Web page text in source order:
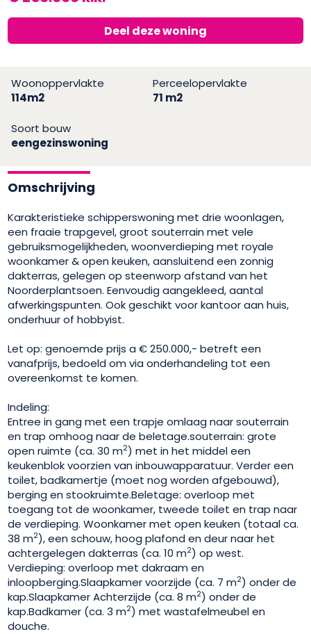
Deel deze woning
Woonoppervlakte
114m2
Perceelopervlakte
71 m2
Soort bouw
eengezinswoning
Omschrijving
Karakteristieke schipperswoning met drie woonlagen,
een fraaie trapgevel, groot souterrain met vele
gebruiksmogelijkheden, woonverdieping met royale
woonkamer & open keuken, aansluitend een zonnig
dakterras, gelegen op steenworp afstand van het
Noorderplantsoen. Eenvoudig aangekleed, aantal
afwerkingspunten. Ook geschikt voor kantoor aan huis,
onderhuur of hobbyist.
Let op: genoemde prijs a € 250.000,- betreft een
vanafprijs, bedoeld om via onderhandeling tot een
overeenkomst te komen.
Indeling:
Entree in gang met een trapje omlaag naar souterrain
en trap omhoog naar de beletage.souterrain: grote
open ruimte (ca. 30 m2) met in het middel een
keukenblok voorzien van inbouwapparatuur. Verder een
toilet, badkamertje (moet nog worden afgebouwd),
berging en stookruimte.Beletage: overloop met
toegang tot de woonkamer, tweede toilet en trap naar
de verdieping. Woonkamer met open keuken (totaal ca.
38 m2), een schouw, hoog plafond en deur naar het
achtergelegen dakterras (ca. 10 m2) op west.
Verdieping: overloop met dakraam en
inloopberging.Slaapkamer voorzijde (ca. 7 m2) onder de
kap.Slaapkamer Achterzijde (ca. 8 m2) onder de
kap.Badkamer (ca. 3 m2) met wastafelmeubel en
douche.